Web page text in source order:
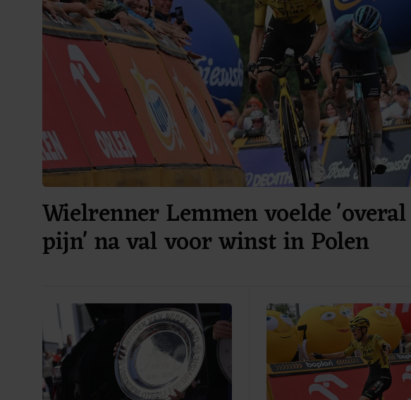
Wielrenner Lemmen voelde 'overal
pijn' na val voor winst in Polen